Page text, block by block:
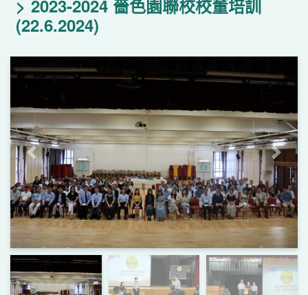
2023-2024 嗇色園聯校校董培訓
(22.6.2024)
上一頁 下一頁